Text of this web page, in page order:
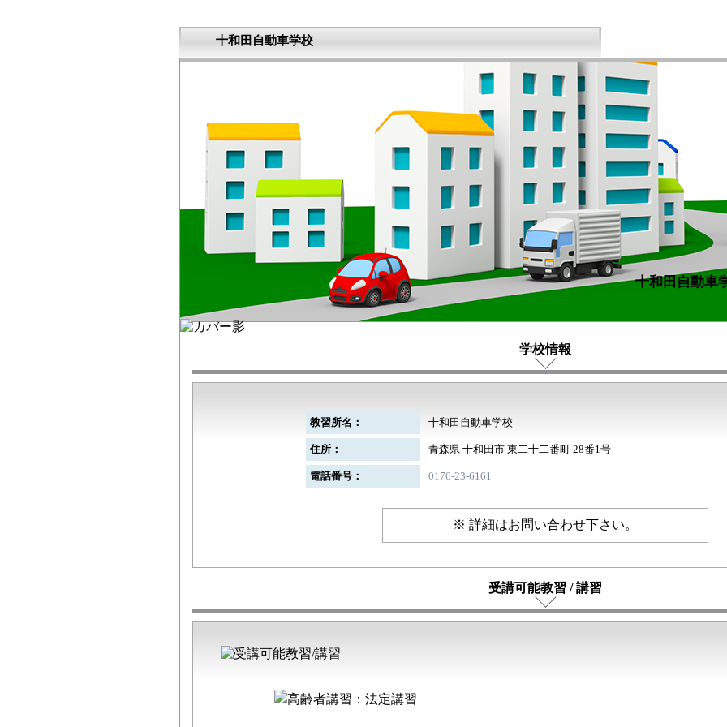
十和田自動車学校
十和田自動車
学校情報
教習所名： 十和田自動車学校
住所： 青森県 十和田市 東二十二番町 28番1号
電話番号： 0176-23-6161
※ 詳細はお問い合わせ下さい。
受講可能教習 / 講習